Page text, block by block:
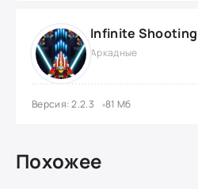
Аркадные
Версия: 2.2.3 81 Мб
Похожее